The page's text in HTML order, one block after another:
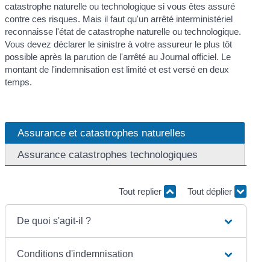
catastrophe naturelle ou technologique si vous êtes assuré
contre ces risques. Mais il faut qu'un arrêté interministériel
reconnaisse l'état de catastrophe naturelle ou technologique.
Vous devez déclarer le sinistre à votre assureur le plus tôt
possible après la parution de l'arrêté au Journal officiel. Le
montant de l'indemnisation est limité et est versé en deux
temps.
Assurance et catastrophes naturelles
Assurance catastrophes technologiques
Tout replier Tout déplier
De quoi s'agit-il ?
Conditions d'indemnisation